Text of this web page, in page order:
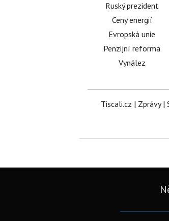
Ruský prezident
Ceny energií
Evropská unie
Penzijní reforma
Vynález
Tiscali.cz | Zprávy|